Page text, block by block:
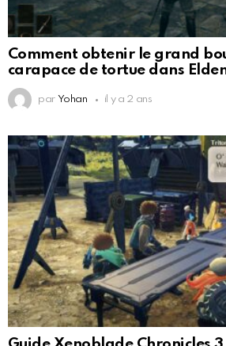
Comment obtenir le grand
carapace de tortue dans
par Yohan il y a 2 ans